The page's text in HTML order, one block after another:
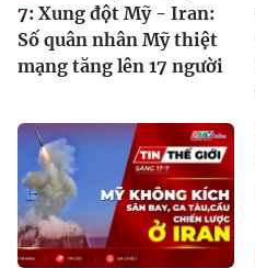
7: Xung đột Mỹ - Iran:
Số quân nhân Mỹ thiệt
mạng tăng lên 17 người